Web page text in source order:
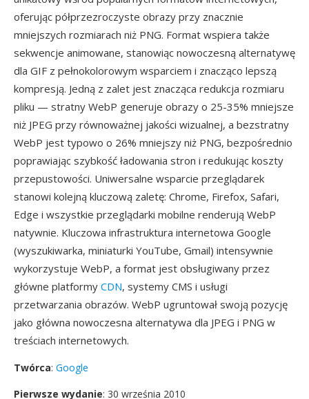
oferując półprzezroczyste obrazy przy znacznie
mniejszych rozmiarach niż PNG. Format wspiera także
sekwencje animowane, stanowiąc nowoczesną alternatywę
dla GIF z pełnokolorowym wsparciem i znacząco lepszą
kompresją. Jedną z zalet jest znacząca redukcja rozmiaru
pliku — stratny WebP generuje obrazy o 25-35% mniejsze
niż JPEG przy równoważnej jakości wizualnej, a bezstratny
WebP jest typowo o 26% mniejszy niż PNG, bezpośrednio
poprawiając szybkość ładowania stron i redukując koszty
przepustowości. Uniwersalne wsparcie przeglądarek
stanowi kolejną kluczową zaletę: Chrome, Firefox, Safari,
Edge i wszystkie przeglądarki mobilne renderują WebP
natywnie. Kluczowa infrastruktura internetowa Google
(wyszukiwarka, miniaturki YouTube, Gmail) intensywnie
wykorzystuje WebP, a format jest obsługiwany przez
główne platformy CDN, systemy CMS i usługi
przetwarzania obrazów. WebP ugruntował swoją pozycję
jako główna nowoczesna alternatywa dla JPEG i PNG w
treściach internetowych.
Twórca: Google
Pierwsze wydanie: 30 września 2010